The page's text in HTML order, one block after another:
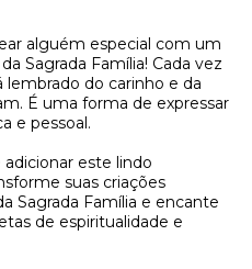
alguém especial com um
Sagrada Família! Cada vez
lembrado do carinho e da
É uma forma de expressar
e pessoal.
este lindo
suas criações
Sagrada Família e encante
de espiritualidade e